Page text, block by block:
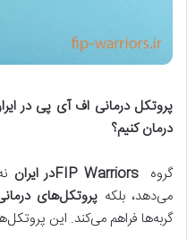
پروتکل درمانی اف آی پی در
درمان کنیم؟
گروهFIP Warriorsدر ایران
می‌دهد، بلکه پروتکل‌های
گربه‌ها فراهم می‌کند. این